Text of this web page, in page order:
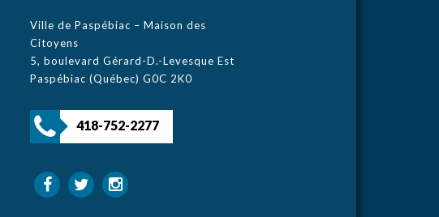
Ville de Paspébiac – Maison des
Citoyens
5, boulevard Gérard-D.-Levesque Est
Paspébiac (Québec) G0C 2K0
418-752-2277